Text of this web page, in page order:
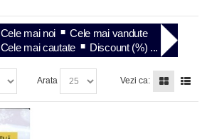
Cele mai noi
Cele mai vandute
Cele mai cautate
Discount (%) ...
Arata Vezi ca: